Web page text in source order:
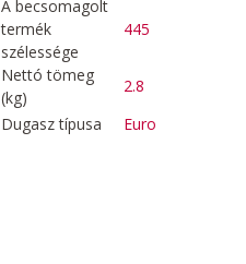
A becsomagolt
termék
szélessége
445
Nettó tömeg
(kg)
2.8
Dugasz típusa Euro